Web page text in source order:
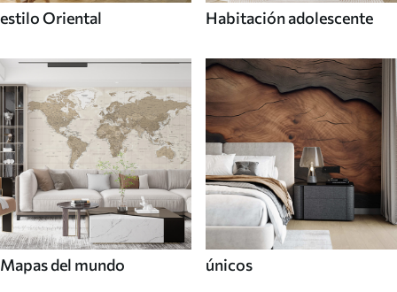
estilo Oriental Habitación adolescente
Mapas del mundo únicos